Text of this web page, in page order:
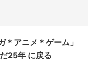
＊アニメ＊ゲーム」
25年 に戻る